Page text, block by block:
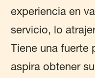
experiencia en
servicio, lo
Tiene una fuerte
aspira obtener